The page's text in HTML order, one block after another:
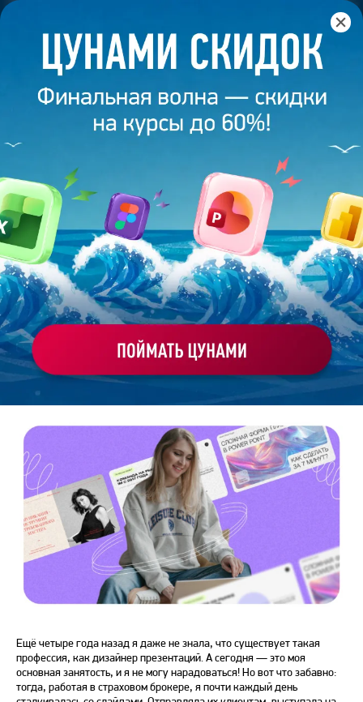
Ксения Тимофеева. Как я открыла свою
дизайн-студию?
16 декабря 2024 минут
КСЕНИЯ ТИМОФЕЕВА. КАК Я ОТКРЫЛА
СВОЮ ДИЗАЙН-СТУДИЮ?
Поделиться
Bonnie&Slide
Ещё четыре года назад я даже не знала, что существует такая
профессия, как дизайнер презентаций. А сегодня — это моя
основная занятость, и я не могу нарадоваться! Но вот что забавно:
тогда, работая в страховом брокере, я почти каждый день